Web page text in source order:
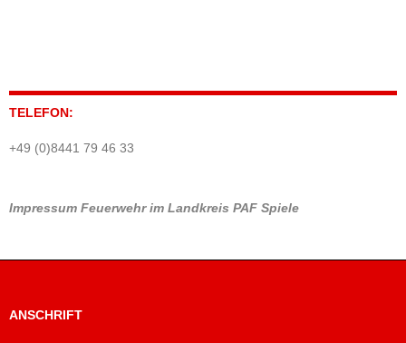
TELEFON:
+49 (0)8441 79 46 33
Impressum Feuerwehr im Landkreis PAF Spiele
ANSCHRIFT